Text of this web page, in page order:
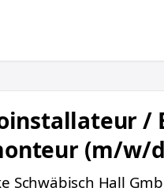
/
/
(m/w/
Schwäbisch Hall